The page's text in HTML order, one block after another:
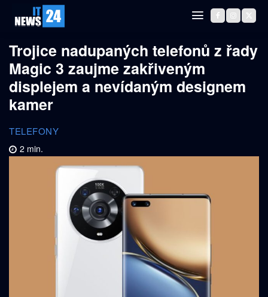
Trojice nadupaných telefonů z řady
Magic 3 zaujme zakřiveným
displejem a nevídaným designem
kamer
TELEFONY
2 min.